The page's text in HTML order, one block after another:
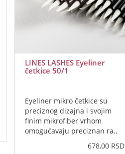
LINES LASHES Eyeliner
četkice 50/1
Eyeliner mikro četkice su
preciznog dizajna i svojim
finim mikrofiber vrhom
omogućavaju preciznan ra..
678,00 RSD